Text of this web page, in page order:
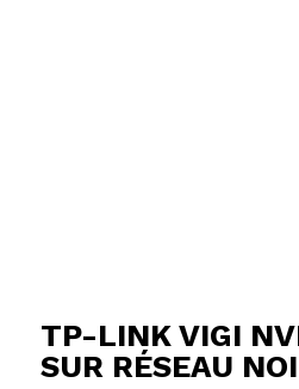
TP-LINK VIGI
SUR RÉSEAU